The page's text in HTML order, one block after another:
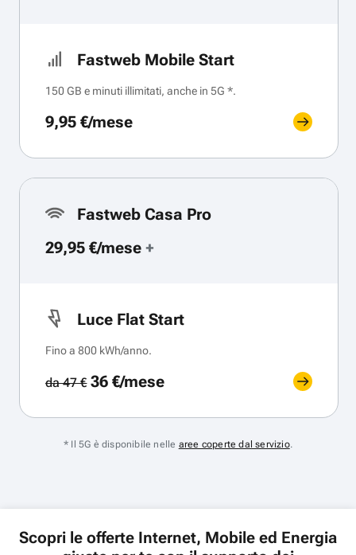
Fastweb Mobile Start
150 GB e minuti illimitati, anche in 5G *.
9,95 €/mese
Fastweb Casa Pro
29,95 €/mese +
Luce Flat Start
Fino a 800 kWh/anno.
da 47 €36 €/mese
* Il 5G è disponibile nelle aree coperte dal servizio.
Scopri le offerte Internet, Mobile ed Energia